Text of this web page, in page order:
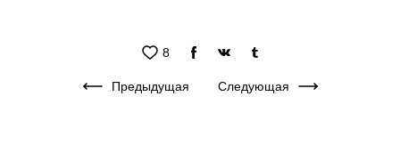
8
Предыдущая Следующая